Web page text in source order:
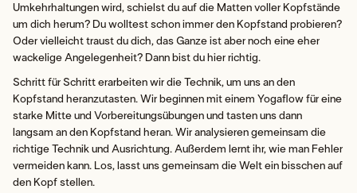
Umkehrhaltungen wird, schielst du auf die Matten voller Kopfstände
um dich herum? Du wolltest schon immer den Kopfstand probieren?
Oder vielleicht traust du dich, das Ganze ist aber noch eine eher
wackelige Angelegenheit? Dann bist du hier richtig.
Schritt für Schritt erarbeiten wir die Technik, um uns an den
Kopfstand heranzutasten. Wir beginnen mit einem Yogaflow für eine
starke Mitte und Vorbereitungsübungen und tasten uns dann
langsam an den Kopfstand heran. Wir analysieren gemeinsam die
richtige Technik und Ausrichtung. Außerdem lernt ihr, wie man Fehler
vermeiden kann. Los, lasst uns gemeinsam die Welt ein bisschen auf
den Kopf stellen.